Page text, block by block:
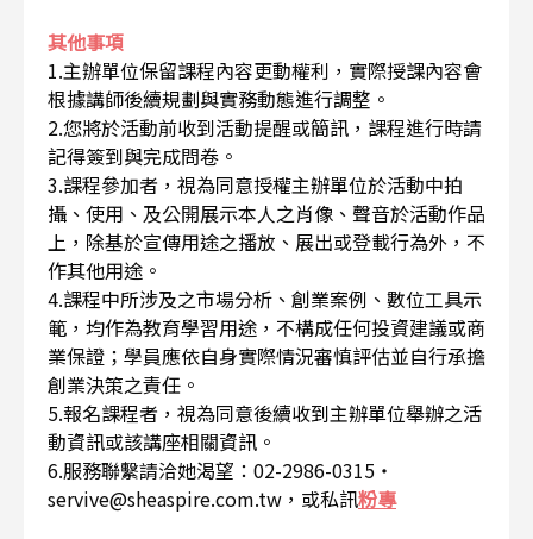
其他事項
1.主辦單位保留課程內容更動權利，實際授課內容會
根據講師後續規劃與實務動態進行調整。
2.您將於活動前收到活動提醒或簡訊，課程進行時請
記得簽到與完成問卷。
3.課程參加者，視為同意授權主辦單位於活動中拍
攝、使用、及公開展示本人之肖像、聲音於活動作品
上，除基於宣傳用途之播放、展出或登載行為外，不
作其他用途。
4.課程中所涉及之市場分析、創業案例、數位工具示
範，均作為教育學習用途，不構成任何投資建議或商
業保證；學員應依自身實際情況審慎評估並自行承擔
創業決策之責任。
5.報名課程者，視為同意後續收到主辦單位舉辦之活
動資訊或該講座相關資訊。
6.服務聯繫請洽她渴望：02-2986-0315・
servive@sheaspire.com.tw，或私訊粉專